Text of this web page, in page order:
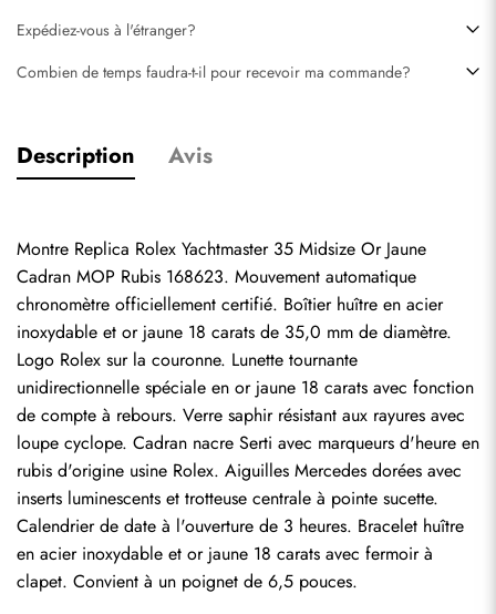
Expédiez-vous à l'étranger?
Combien de temps faudra-t-il pour recevoir ma commande?
Description Avis
Montre Replica Rolex Yachtmaster 35 Midsize Or Jaune
Cadran MOP Rubis 168623. Mouvement automatique
chronomètre officiellement certifié. Boîtier huître en acier
inoxydable et or jaune 18 carats de 35,0 mm de diamètre.
Logo Rolex sur la couronne. Lunette tournante
unidirectionnelle spéciale en or jaune 18 carats avec fonction
de compte à rebours. Verre saphir résistant aux rayures avec
loupe cyclope. Cadran nacre Serti avec marqueurs d'heure en
rubis d'origine usine Rolex. Aiguilles Mercedes dorées avec
inserts luminescents et trotteuse centrale à pointe sucette.
Calendrier de date à l'ouverture de 3 heures. Bracelet huître
en acier inoxydable et or jaune 18 carats avec fermoir à
clapet. Convient à un poignet de 6,5 pouces.